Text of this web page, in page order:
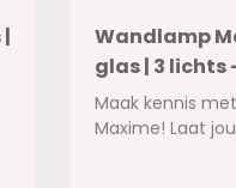
Wandlamp
glas | 3 lichts
Maak kennis
Maxime! Laat